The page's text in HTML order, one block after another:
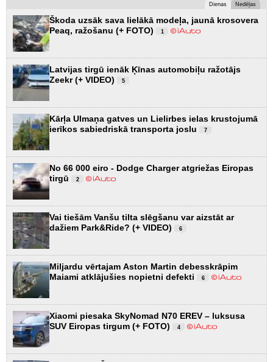
Dienas Nedēļas
Škoda uzsāk sava lielākā modeļa, jaunā krosovera
Peaq, ražošanu (+ FOTO)
1
Latvijas tirgū ienāk Ķīnas automobiļu ražotājs
Zeekr (+ VIDEO)
5
Kārļa Ulmaņa gatves un Lielirbes ielas krustojumā
ierīkos sabiedriskā transporta joslu
7
No 66 000 eiro - Dodge Charger atgriežas Eiropas
tirgū
2
Vai tiešām Vanšu tilta slēgšanu var aizstāt ar
dažiem Park&Ride? (+ VIDEO)
6
Miljardu vērtajam Aston Martin debesskrāpim
Maiami atklājušies nopietni defekti
6
Xiaomi piesaka SkyNomad N70 EREV – luksusa
SUV Eiropas tirgum (+ FOTO)
4